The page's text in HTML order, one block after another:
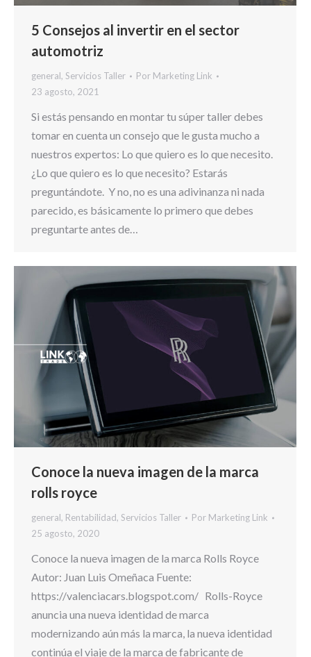
5 Consejos al invertir en el sector
automotriz
general, Servicios Taller Por Marketing Link
23 agosto, 2021
Si estás pensando en montar tu súper taller debes
tomar en cuenta un consejo que le gusta mucho a
nuestros expertos: Lo que quiero es lo que necesito.
¿Lo que quiero es lo que necesito? Estarás
preguntándote. Y no, no es una adivinanza ni nada
parecido, es básicamente lo primero que debes
preguntarte antes de…
Conoce la nueva imagen de la marca
rolls royce
general, Rentabilidad, Servicios Taller Por Marketing Link
25 agosto, 2020
Conoce la nueva imagen de la marca Rolls Royce
Autor: Juan Luis Omeñaca Fuente:
https://valenciacars.blogspot.com/ Rolls-Royce
anuncia una nueva identidad de marca
modernizando aún más la marca, la nueva identidad
continúa el viaje de la marca de fabricante de